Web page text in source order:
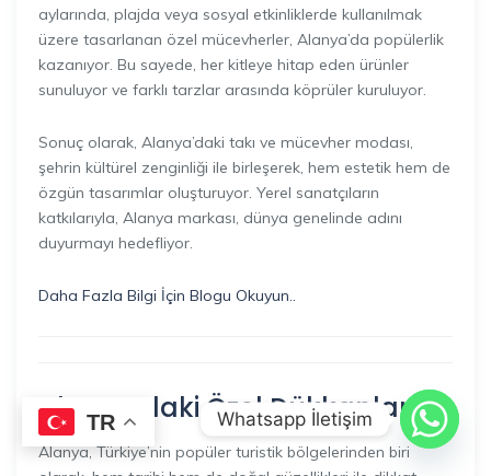
aylarında, plajda veya sosyal etkinliklerde kullanılmak
üzere tasarlanan özel mücevherler, Alanya’da popülerlik
kazanıyor. Bu sayede, her kitleye hitap eden ürünler
sunuluyor ve farklı tarzlar arasında köprüler kuruluyor.
Sonuç olarak, Alanya’daki takı ve mücevher modası,
şehrin kültürel zenginliği ile birleşerek, hem estetik hem de
özgün tasarımlar oluşturuyor. Yerel sanatçıların
katkılarıyla, Alanya markası, dünya genelinde adını
duyurmayı hedefliyor.
Daha Fazla Bilgi İçin Blogu Okuyun..
Alanya’daki Özel Dükkanlar
Alanya, Türkiye’nin popüler turistik bölgelerinden biri
TR Whatsapp İletişim